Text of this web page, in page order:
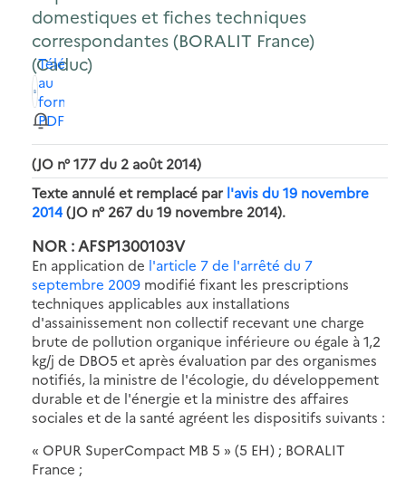
domestiques et fiches techniques
correspondantes (BORALIT France)
(Caduc)
Télécharger
au
format
PDF
(JO n° 177 du 2 août 2014)
Texte annulé et remplacé par l'avis du 19 novembre
2014(JO n° 267 du 19 novembre 2014).
NOR : AFSP1300103V
En application de l'article 7 de l'arrêté du 7
septembre 2009 modifié fixant les prescriptions
techniques applicables aux installations
d'assainissement non collectif recevant une charge
brute de pollution organique inférieure ou égale à 1,2
kg/j de DBO5 et après évaluation par des organismes
notifiés, la ministre de l'écologie, du développement
durable et de l'énergie et la ministre des affaires
sociales et de la santé agréent les dispositifs suivants :
« OPUR SuperCompact MB 5 » (5 EH) ; BORALIT
France ;